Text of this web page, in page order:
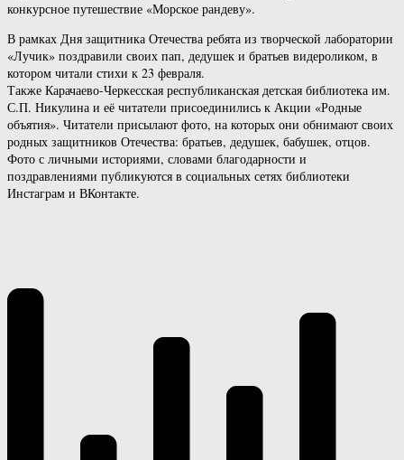
конкурсное путешествие «Морское рандеву».
В рамках Дня защитника Отечества ребята из творческой лаборатории
«Лучик» поздравили своих пап, дедушек и братьев видероликом, в
котором читали стихи к 23 февраля.
Также Карачаево-Черкесская республиканская детская библиотека им.
С.П. Никулина и её читатели присоединились к Акции «Родные
объятия». Читатели присылают фото, на которых они обнимают своих
родных защитников Отечества: братьев, дедушек, бабушек, отцов.
Фото с личными историями, словами благодарности и
поздравлениями публикуются в социальных сетях библиотеки
Инстаграм и ВКонтакте.